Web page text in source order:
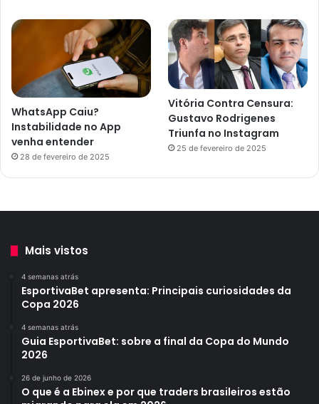
WhatsApp Caiu?
Instabilidade no App
venha entender
28 de fevereiro de 2025
Vitória Contra Censura:
Gustavo Rodrigenes
Triunfa no Instagram
25 de fevereiro de 2025
Mais vistos
4 semanas atrás
EsportivaBet apresenta: Principais curiosidades da
Copa 2026
4 semanas atrás
Guia EsportivaBet: sobre a final da Copa do Mundo
2026
26 de junho de 2026
O que é a Ebinex e por que traders brasileiros estão